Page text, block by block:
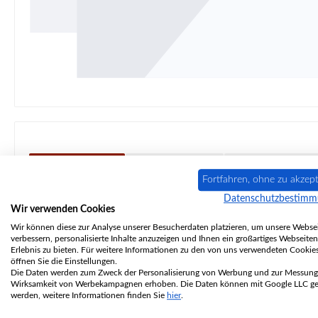
Eigenschaften Angaben zur
OriginalFeuerraumauskleidung
14-teiliges Set
SkanthermFyrholm
Fortfahren, ohne zu
Wir verwenden Cookies
Wir können diese zur Analyse unserer Besucherdaten platzieren, um unsere
verbessern, personalisierte Inhalte anzuzeigen und Ihnen ein großartiges
Erlebnis zu bieten. Für weitere Informationen zu den von uns verwendeten
öffnen Sie die Einstellungen.
Die Daten werden zum Zweck der Personalisierung von Werbung und zur
Wirksamkeit von Werbekampagnen erhoben. Die Daten können mit Google LLC
werden, weitere Informationen finden Sie hier.